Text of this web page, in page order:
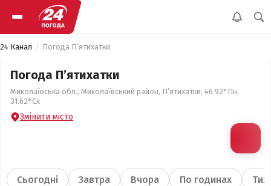
24 Канал Погода П’ятихатки
Погода П’ятихатки
Миколаївська обл., Миколаївський район, П’ятихатки, 46.92°Пн,
31.62°Сх
Змінити місто
Сьогодні Завтра Вчора По годинах